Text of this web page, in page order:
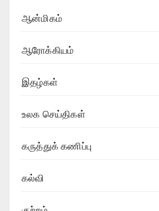
ஆன்மிகம்
ஆரோக்கியம்
இதழ்கள்
உலக செய்திகள்
கருத்துக் கணிப்பு
கல்வி